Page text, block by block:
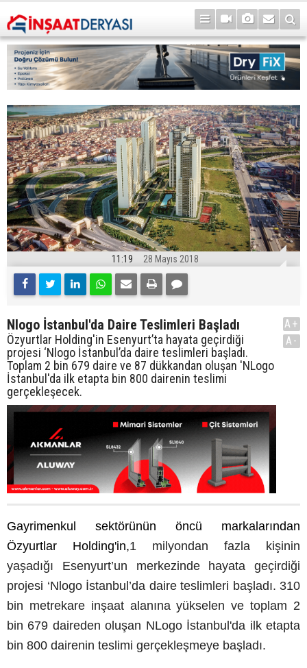
11:19 28 Mayıs 2018
Nlogo İstanbul'da Daire Teslimleri Başladı
Özyurtlar Holding'in Esenyurt’ta hayata geçirdiği
projesi ‘Nlogo İstanbul’da daire teslimleri başladı.
Toplam 2 bin 679 daire ve 87 dükkandan oluşan 'NLogo
İstanbul'da ilk etapta bin 800 dairenin teslimi
gerçekleşecek.
A+
A-
Gayrimenkul sektörünün öncü markalarından
Özyurtlar Holding'in,1 milyondan fazla kişinin
yaşadığı Esenyurt’un merkezinde hayata geçirdiği
projesi ‘Nlogo İstanbul’da daire teslimleri başladı. 310
bin metrekare inşaat alanına yükselen ve toplam 2
bin 679 daireden oluşan NLogo İstanbul'da ilk etapta
bin 800 dairenin teslimi gerçekleşmeye başladı.